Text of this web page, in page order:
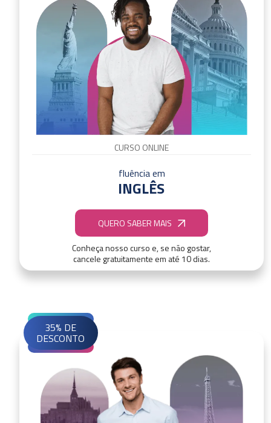
CURSO ONLINE
fluência em
INGLÊS
QUERO SABER MAIS
Conheça nosso curso e, se não gostar,
cancele gratuitamente em até 10 dias.
35% DE
DESCONTO